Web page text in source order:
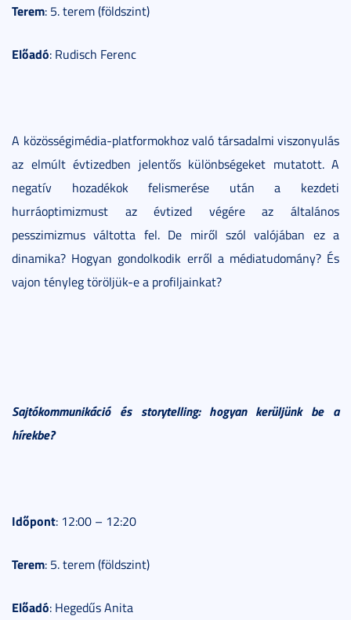
Terem: 5. terem (földszint)
Előadó: Rudisch Ferenc
A közösségimédia-platformokhoz való társadalmi viszonyulás
az elmúlt évtizedben jelentős különbségeket mutatott. A
negatív hozadékok felismerése után a kezdeti
hurráoptimizmust az évtized végére az általános
pesszimizmus váltotta fel. De miről szól valójában ez a
dinamika? Hogyan gondolkodik erről a médiatudomány? És
vajon tényleg töröljük-e a profiljainkat?
Sajtókommunikáció és storytelling: hogyan kerüljünk be a
hírekbe?
Időpont: 12:00 – 12:20
Terem: 5. terem (földszint)
Előadó: Hegedűs Anita